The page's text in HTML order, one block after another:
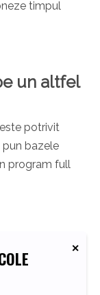
timpul
un altfel
potrivit
pun bazele
program full